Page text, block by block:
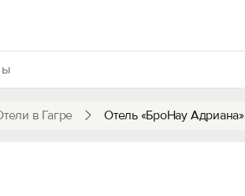
в Гагре Отель «БроНау Адриана»